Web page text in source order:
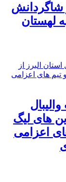
شاگردانش
لهستان
های لیگ
اعزامی